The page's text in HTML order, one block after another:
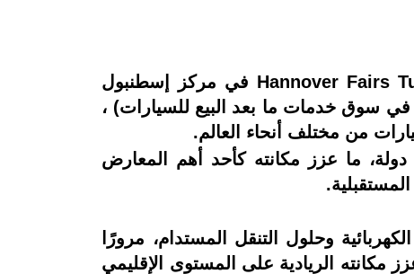
أُقيم معرض أوتوميكانيكا إسطنبول 2026 بالتعاون بين Messe Frankfurt Istanbul وHannover Fairs Turkey في مركز إسطنبول
من 19 إلى 22 مايو، تحت شعار (25 عامًا من الريادة في سوق خدمات ما بعد البيع للسيارات) ،
من مختلف أنحاء العالم.
واستضاف الحدث نحو 1,400 شركة عارضة من 41 دولة، إلى جانب 51,127 زائرًا من 130 دولة، ما عزز مكانته كأحد أهم المعارض
وحلول التنقل المستدام، مرورًا
مكانته الريادية على المستوى الإقليمي